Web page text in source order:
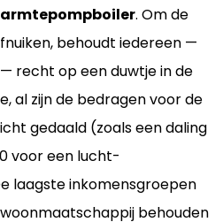
. Om de
behoudt iedereen —
recht op een duwtje in de
al zijn de bedragen voor de
gedaald (zoals een daling
voor een lucht-
laagste inkomensgroepen
behouden